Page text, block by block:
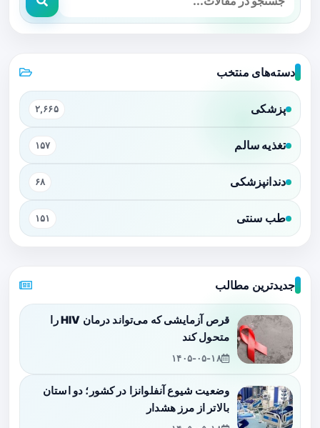
دسته‌های منتخب
پزشکی ۲,۶۶۵
تغذیه سالم ۱۵۷
دندانپزشکی ۶۸
طب سنتی ۱۵۱
جدیدترین مطالب
قرص آزمایشی که می‌تواند درمان HIV را
متحول کند
۱۴۰۵-۰۵-۱۸
وضعیت شیوع آنفلوانزا در کشور؛ دو استان
بالاتر از مرز هشدار